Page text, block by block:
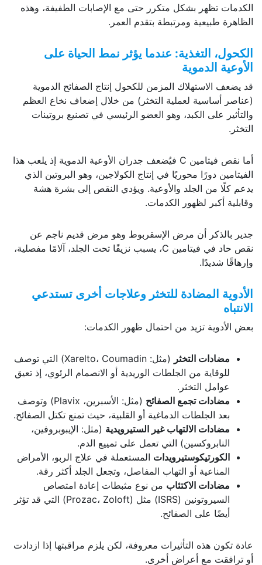
الكدمات تظهر بشكل متكرر حتى مع الإصابات الطفيفة، وهذه
الظاهرة طبيعية ومرتبطة بتقدم العمر.
الكحول، التغذية: عندما يؤثر نمط الحياة على
الأوعية الدموية
قد يضعف الاستهلاك المزمن للكحول إنتاج الصفائح الدموية
(عناصر أساسية لعملية التخثر) من خلال إضعاف نخاع العظم
والتأثير على الكبد، وهو العضو الرئيسي في تصنيع بروتينات
التخثر.
أما نقص فيتامين C فيُضعف جدران الأوعية الدموية إذ يلعب هذا
الفيتامين دورًا محوريًا في إنتاج الكولاجين، وهو البروتين الذي
يدعم كلًا من الجلد والأوعية. ويؤدي النقص إلى بشرة هشة
وقابلية أكبر لظهور الكدمات.
جدير بالذكر أن مرض الإسقربوط وهو مرض قديم ناجم عن
نقص حاد في فيتامين C، يسبب نزيفًا تحت الجلد، آلامًا مفصلية،
وإرهاقًا شديدًا.
الأدوية المضادة للتخثر وعلاجات أخرى تستدعي
الانتباه
بعض الأدوية تزيد من احتمال ظهور الكدمات:
مضادات التخثر
(مثل: Xarelto، Coumadin) التي توصف
للوقاية من الجلطات الوريدية أو الانصمام الرئوي، إذ تعيق
عوامل التخثر.
مضادات تجمع الصفائح
(مثل: الأسبرين، Plavix) وتوصف
بعد الجلطات الدماغية أو القلبية، حيث تمنع تكتل الصفائح.
مضادات الالتهاب غير الستيرويدية (مثل: الإيبوبروفين،
النابروكسين) التي تعمل على تمييع الدم.
الكورتيكوستيرويدات المستعملة في علاج الربو، الأمراض
المناعية أو التهاب المفاصل، وتجعل الجلد أكثر رقة.
مضادات الاكتئاب من نوع مثبطات إعادة امتصاص
السيروتونين (ISRS) مثل (Prozac، Zoloft) التي قد تؤثر
أيضًا على الصفائح.
عادة تكون هذه التأثيرات معروفة، لكن يلزم مراقبتها إذا ازدادت
أو ترافقت مع أعراض أخرى.